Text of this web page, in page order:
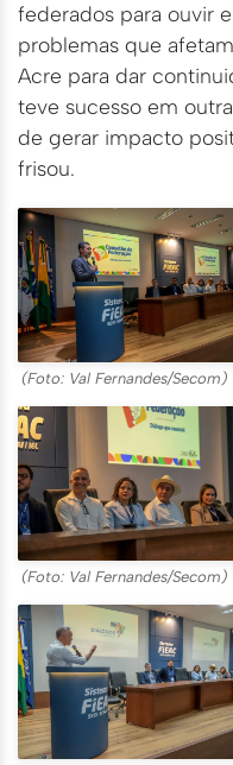
federados para ouvir
problemas que
Acre para dar
teve sucesso em
de gerar impacto
frisou.
(Foto: Val Fernandes/Secom)
(Foto: Val Fernandes/Secom)